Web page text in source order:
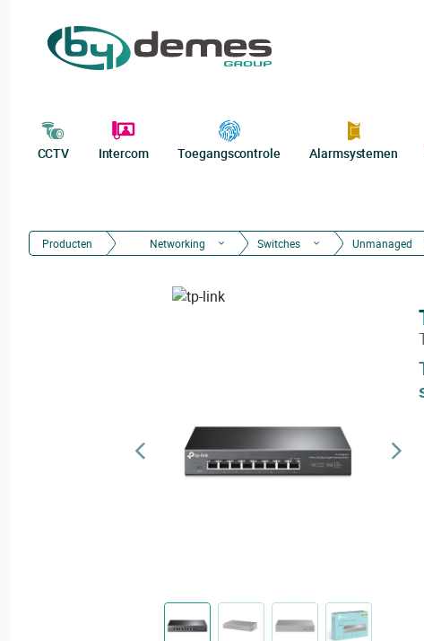
CCTV Intercom Toegangscontrole Alarmsystemen
Producten Networking Switches Unmanaged